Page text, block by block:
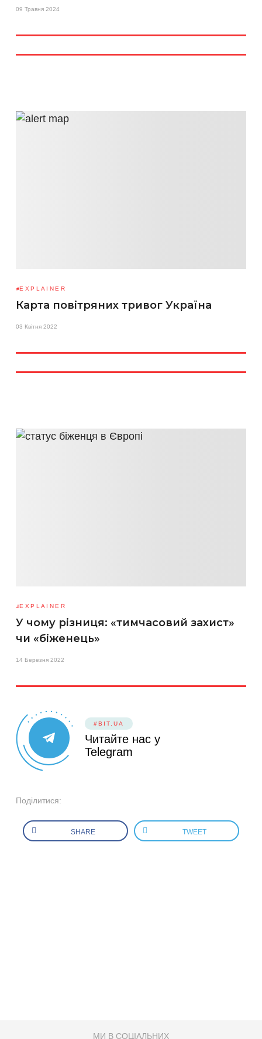
09 Травня 2024
EXPLAINER
Карта повітряних тривог Україна
03 Квітня 2022
EXPLAINER
У чому різниця: «тимчасовий захист»
чи «біженець»
14 Березня 2022
#BIT.UA
Читайте нас у
Telegram
Поділитися:
SHARE TWEET
МИ В СОЦІАЛЬНИХ